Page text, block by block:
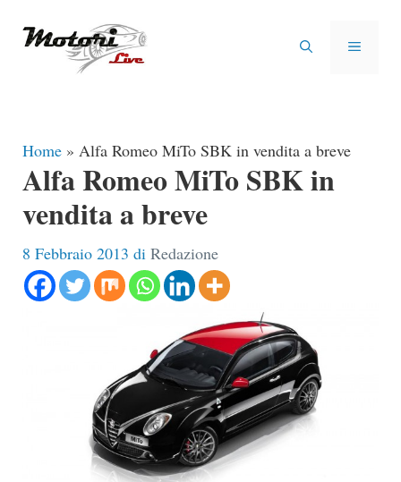
MENU
Home » Alfa Romeo MiTo SBK in vendita a breve
Alfa Romeo MiTo SBK in
vendita a breve
8 Febbraio 2013 di Redazione